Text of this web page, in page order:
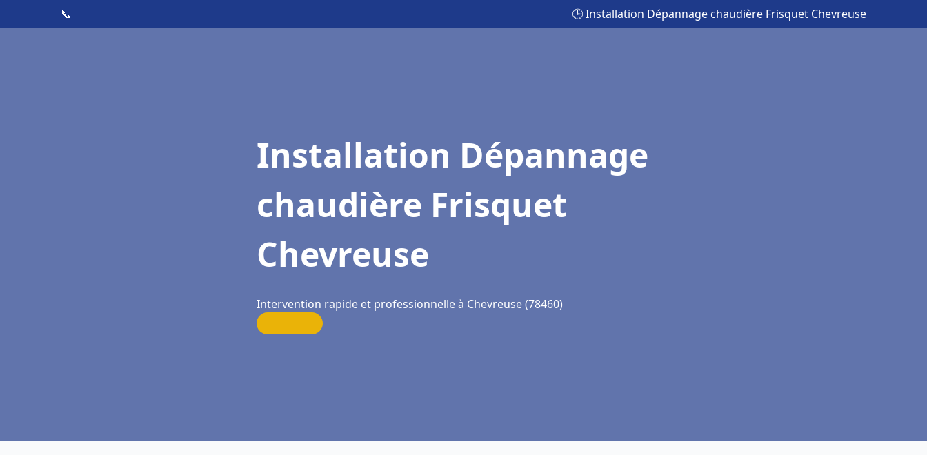
📞 🕒 Installation Dépannage chaudière Frisquet Chevreuse
Installation Dépannage
chaudière Frisquet
Chevreuse
Intervention rapide et professionnelle à Chevreuse (78460)